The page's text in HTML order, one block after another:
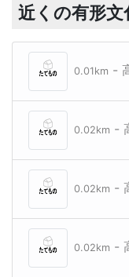
近くの有形文
0.01km -
0.02km -
0.02km -
0.02km -